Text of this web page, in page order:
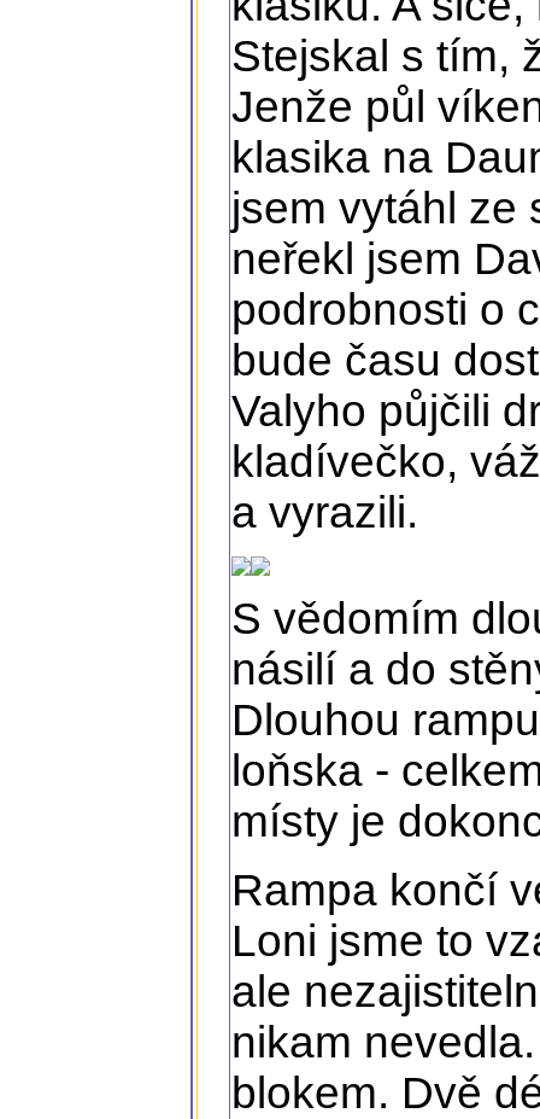
Stejskal s tím,
Jenže půl
klasika na
jsem vytáhl ze
neřekl jsem
podrobnosti o
bude času
Valyho půjčili
kladívečko,
a vyrazili.
S vědomím
násilí a do
Dlouhou
loňska -
místy je
Rampa končí
Loni jsme to
ale
nikam
blokem. Dvě